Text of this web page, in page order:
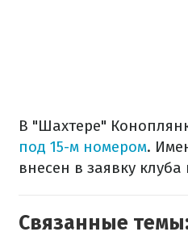
В "Шахтере"
под 15-м номером.
внесен в заявку
Связанные темы: